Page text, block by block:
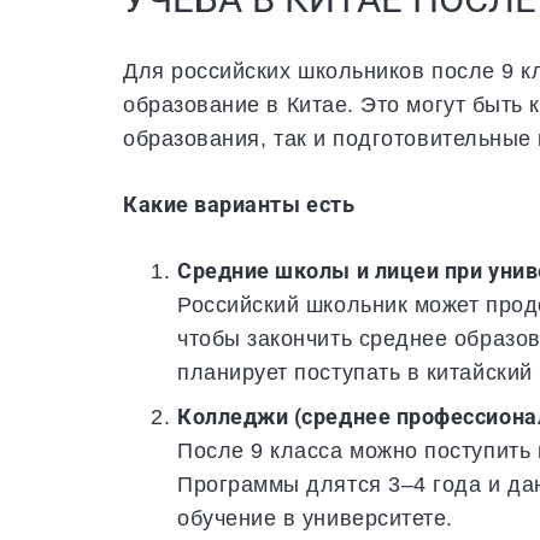
Для российских школьников после 9
образование в Китае. Это могут быть
образования, так и
Какие варианты есть
Средние школы и лицеи при
Российский школьник может
чтобы закончить среднее
планирует поступать в китайский
Колледжи (среднее
После 9 класса можно
Программы длятся 3–4 года и
обучение в университете.